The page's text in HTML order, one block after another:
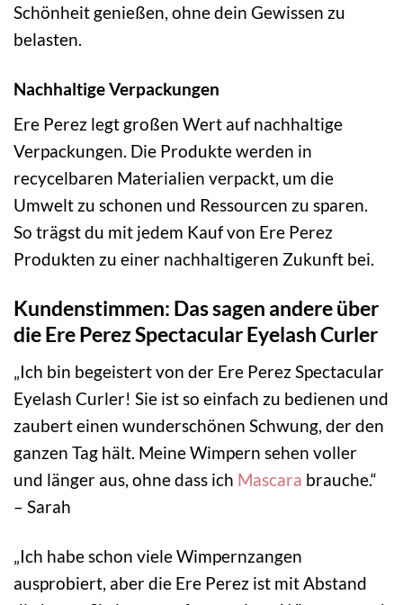
Schönheit genießen, ohne dein Gewissen zu
belasten.
Nachhaltige Verpackungen
Ere Perez legt großen Wert auf nachhaltige
Verpackungen. Die Produkte werden in
recycelbaren Materialien verpackt, um die
Umwelt zu schonen und Ressourcen zu sparen.
So trägst du mit jedem Kauf von Ere Perez
Produkten zu einer nachhaltigeren Zukunft bei.
Kundenstimmen: Das sagen andere über
die Ere Perez Spectacular Eyelash Curler
„Ich bin begeistert von der Ere Perez Spectacular
Eyelash Curler! Sie ist so einfach zu bedienen und
zaubert einen wunderschönen Schwung, der den
ganzen Tag hält. Meine Wimpern sehen voller
und länger aus, ohne dass ich Mascara brauche.“
– Sarah
„Ich habe schon viele Wimpernzangen
ausprobiert, aber die Ere Perez ist mit Abstand